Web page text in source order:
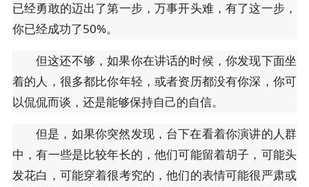
已经勇敢的迈出了第一步，万事开头难，有了这一步，
你已经成功了50%。
但这还不够，如果你在讲话的时候，你发现下面坐
着的人，很多都比你年轻，或者资历都没有你深，你可
以侃侃而谈，还是能够保持自己的自信。
但是，如果你突然发现，台下在看着你演讲的人群
中，有一些是比较年长的，他们可能留着胡子，可能头
发花白，可能穿着很考究的，他们的表情可能很严肃或